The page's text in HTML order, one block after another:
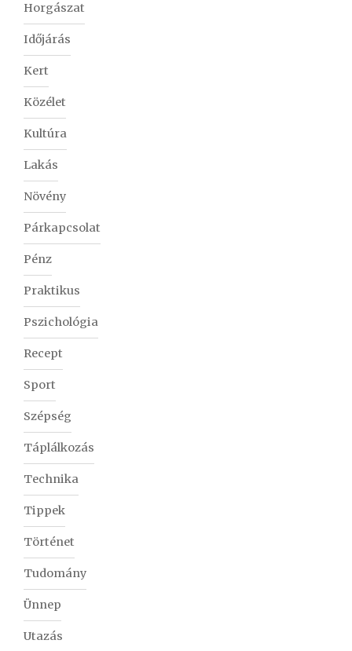
Horgászat
Időjárás
Kert
Közélet
Kultúra
Lakás
Növény
Párkapcsolat
Pénz
Praktikus
Pszichológia
Recept
Sport
Szépség
Táplálkozás
Technika
Tippek
Történet
Tudomány
Ünnep
Utazás